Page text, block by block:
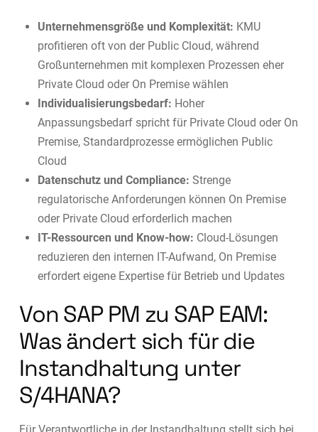
Unternehmensgröße und Komplexität: KMU
profitieren oft von der Public Cloud, während
Großunternehmen mit komplexen Prozessen eher
Private Cloud oder On Premise wählen
Individualisierungsbedarf: Hoher
Anpassungsbedarf spricht für Private Cloud oder On
Premise, Standardprozesse ermöglichen Public
Cloud
Datenschutz und Compliance: Strenge
regulatorische Anforderungen können On Premise
oder Private Cloud erforderlich machen
IT-Ressourcen und Know-how: Cloud-Lösungen
reduzieren den internen IT-Aufwand, On Premise
erfordert eigene Expertise für Betrieb und Updates
Von SAP PM zu SAP EAM:
Was ändert sich für die
Instandhaltung unter
S/4HANA?